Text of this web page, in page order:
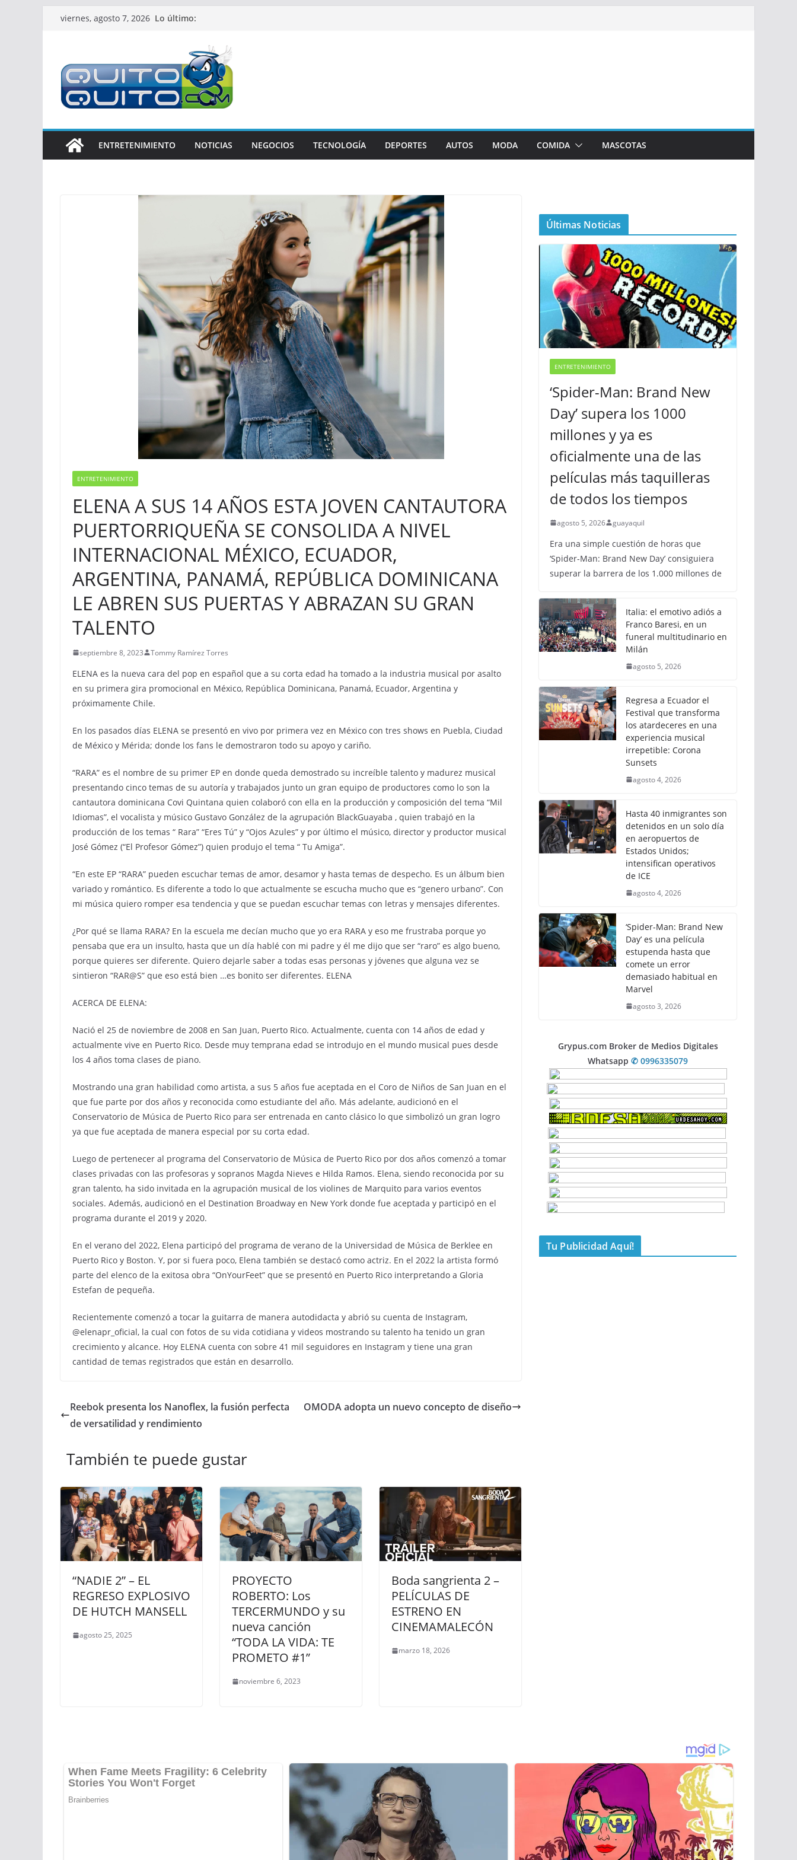
Saltarviernes, agosto 7, 2026 Lo último:
ENTRETENIMIENTO NOTICIAS NEGOCIOS TECNOLOGÍA DEPORTES AUTOS MODA COMIDA MASCOTAS
ENTRETENIMIENTO
ELENA A SUS 14 AÑOS ESTA JOVEN CANTAUTORA
PUERTORRIQUEÑA SE CONSOLIDA A NIVEL
INTERNACIONAL MÉXICO, ECUADOR,
ARGENTINA, PANAMÁ, REPÚBLICA DOMINICANA
LE ABREN SUS PUERTAS Y ABRAZAN SU GRAN
TALENTO
septiembre 8, 2023 Tommy Ramírez Torres
ELENA es la nueva cara del pop en español que a su corta edad ha tomado a la industria musical por asalto
en su primera gira promocional en México, República Dominicana, Panamá, Ecuador, Argentina y
próximamente Chile.
En los pasados días ELENA se presentó en vivo por primera vez en México con tres shows en Puebla, Ciudad
de México y Mérida; donde los fans le demostraron todo su apoyo y cariño.
“RARA” es el nombre de su primer EP en donde queda demostrado su increíble talento y madurez musical
presentando cinco temas de su autoría y trabajados junto un gran equipo de productores como lo son la
cantautora dominicana Covi Quintana quien colaboró con ella en la producción y composición del tema “Mil
Idiomas”, el vocalista y músico Gustavo González de la agrupación BlackGuayaba , quien trabajó en la
producción de los temas “ Rara” “Eres Tú” y “Ojos Azules” y por último el músico, director y productor musical
José Gómez (“El Profesor Gómez”) quien produjo el tema “ Tu Amiga”.
“En este EP “RARA” pueden escuchar temas de amor, desamor y hasta temas de despecho. Es un álbum bien
variado y romántico. Es diferente a todo lo que actualmente se escucha mucho que es “genero urbano”. Con
mi música quiero romper esa tendencia y que se puedan escuchar temas con letras y mensajes diferentes.
¿Por qué se llama RARA? En la escuela me decían mucho que yo era RARA y eso me frustraba porque yo
pensaba que era un insulto, hasta que un día hablé con mi padre y él me dijo que ser “raro” es algo bueno,
porque quieres ser diferente. Quiero dejarle saber a todas esas personas y jóvenes que alguna vez se
sintieron “RAR@S” que eso está bien …es bonito ser diferentes. ELENA
ACERCA DE ELENA:
Nació el 25 de noviembre de 2008 en San Juan, Puerto Rico. Actualmente, cuenta con 14 años de edad y
actualmente vive en Puerto Rico. Desde muy temprana edad se introdujo en el mundo musical pues desde
los 4 años toma clases de piano.
Mostrando una gran habilidad como artista, a sus 5 años fue aceptada en el Coro de Niños de San Juan en el
que fue parte por dos años y reconocida como estudiante del año. Más adelante, audicionó en el
Conservatorio de Música de Puerto Rico para ser entrenada en canto clásico lo que simbolizó un gran logro
ya que fue aceptada de manera especial por su corta edad.
Luego de pertenecer al programa del Conservatorio de Música de Puerto Rico por dos años comenzó a tomar
clases privadas con las profesoras y sopranos Magda Nieves e Hilda Ramos. Elena, siendo reconocida por su
gran talento, ha sido invitada en la agrupación musical de los violines de Marquito para varios eventos
sociales. Además, audicionó en el Destination Broadway en New York donde fue aceptada y participó en el
programa durante el 2019 y 2020.
En el verano del 2022, Elena participó del programa de verano de la Universidad de Música de Berklee en
Puerto Rico y Boston. Y, por si fuera poco, Elena también se destacó como actriz. En el 2022 la artista formó
parte del elenco de la exitosa obra “OnYourFeet” que se presentó en Puerto Rico interpretando a Gloria
Estefan de pequeña.
Recientemente comenzó a tocar la guitarra de manera autodidacta y abrió su cuenta de Instagram,
@elenapr_oficial, la cual con fotos de su vida cotidiana y videos mostrando su talento ha tenido un gran
crecimiento y alcance. Hoy ELENA cuenta con sobre 41 mil seguidores en Instagram y tiene una gran
cantidad de temas registrados que están en desarrollo.
Reebok presenta los Nanoflex, la fusión perfecta
de versatilidad y rendimiento
OMODA adopta un nuevo concepto de diseño
También te puede gustar
“NADIE 2” – EL
REGRESO EXPLOSIVO
DE HUTCH MANSELL
agosto 25, 2025
PROYECTO
ROBERTO: Los
TERCERMUNDO y su
nueva canción
“TODA LA VIDA: TE
PROMETO #1”
noviembre 6, 2023
Boda sangrienta 2 –
PELÍCULAS DE
ESTRENO EN
CINEMAMALECÓN
marzo 18, 2026
Últimas Noticias
ENTRETENIMIENTO
‘Spider-Man: Brand New
Day’ supera los 1000
millones y ya es
oficialmente una de las
películas más taquilleras
de todos los tiempos
agosto 5, 2026 guayaquil
Era una simple cuestión de horas que
‘Spider-Man: Brand New Day’ consiguiera
superar la barrera de los 1.000 millones de
Italia: el emotivo adiós a
Franco Baresi, en un
funeral multitudinario en
Milán
agosto 5, 2026
Regresa a Ecuador el
Festival que transforma
los atardeceres en una
experiencia musical
irrepetible: Corona
Sunsets
agosto 4, 2026
Hasta 40 inmigrantes son
detenidos en un solo día
en aeropuertos de
Estados Unidos;
intensifican operativos
de ICE
agosto 4, 2026
‘Spider-Man: Brand New
Day’ es una película
estupenda hasta que
comete un error
demasiado habitual en
Marvel
agosto 3, 2026
Grypus.com Broker de Medios Digitales
Whatsapp ✆ 0996335079
Tu Publicidad Aquí!